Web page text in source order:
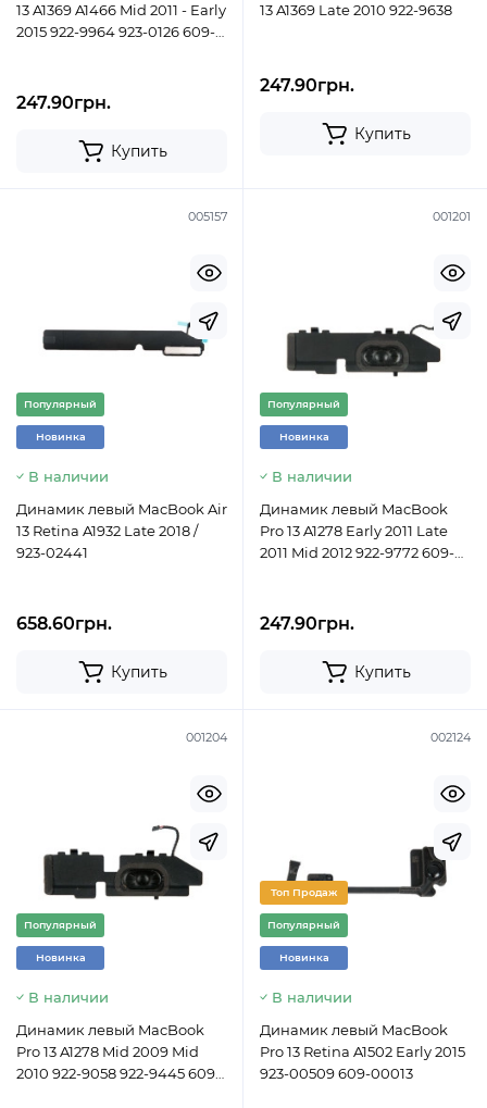
13 A1369 A1466 Mid 2011 - Early
2015 922-9964 923-0126 609-
247.90грн.
Купить
13 A1369 Late 2010 922-9638
247.90грн.
Купить
005157
Популярный
Новинка
В наличии
Динамик левый MacBook Air
13 Retina A1932 Late 2018 /
923-02441
658.60грн.
Купить
001201
Популярный
Новинка
В наличии
Динамик левый MacBook
Pro 13 A1278 Early 2011 Late
2011 Mid 2012 922-9772 609-
247.90грн.
Купить
001204
Популярный
Новинка
В наличии
Динамик левый MacBook
Pro 13 A1278 Mid 2009 Mid
2010 922-9058 922-9445 609-
002124
Топ Продаж
Популярный
Новинка
В наличии
Динамик левый MacBook
Pro 13 Retina A1502 Early 2015
923-00509 609-00013